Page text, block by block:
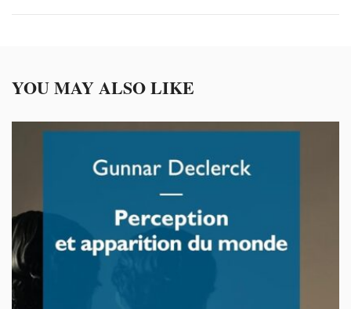
YOU MAY ALSO LIKE